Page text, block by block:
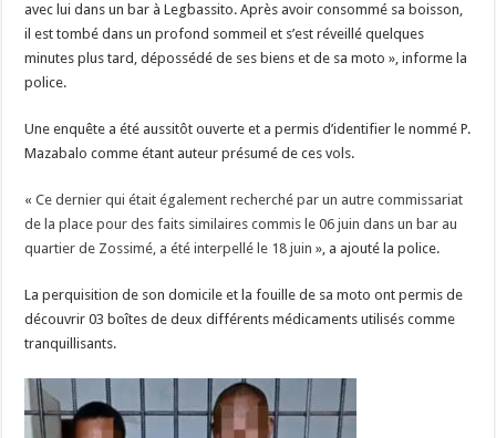
avec lui dans un bar à Legbassito. Après avoir consommé sa boisson,
il est tombé dans un profond sommeil et s’est réveillé quelques
minutes plus tard, dépossédé de ses biens et de sa moto », informe la
police.
Une enquête a été aussitôt ouverte et a permis d’identifier le nommé P.
Mazabalo comme étant auteur présumé de ces vols.
«Ce dernier qui était également recherché par un autre commissariat
de la place pour des faits similaires commis le 06 juin dans un bar au
quartier de Zossimé, a été interpellé le 18 juin », a ajouté la police.
La perquisition de son domicile et la fouille de sa moto ont permis de
découvrir 03 boîtes de deux différents médicaments utilisés comme
tranquillisants.